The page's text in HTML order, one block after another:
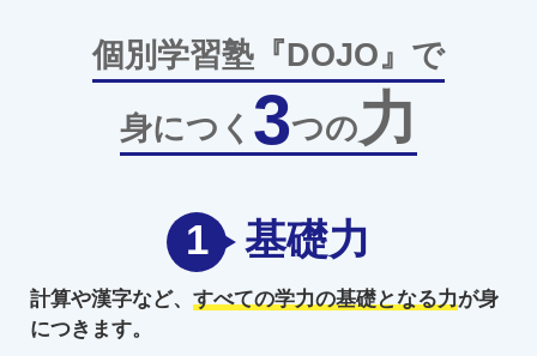
個別学習塾『DOJO』で
身につく 3つの力
1 基礎力
計算や漢字など、 すべての学力の基礎となる力が身
につきます。